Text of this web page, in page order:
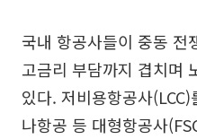
국내 항공사들이 중동 전
고금리 부담까지 겹치며
있다. 저비용항공사
나항공 등 대형항공사